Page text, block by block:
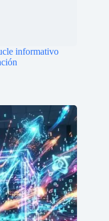
solo un día